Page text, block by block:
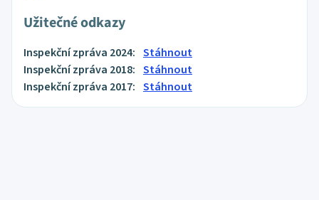
Užitečné odkazy
Inspekční zpráva 2024: Stáhnout
Inspekční zpráva 2018: Stáhnout
Inspekční zpráva 2017: Stáhnout